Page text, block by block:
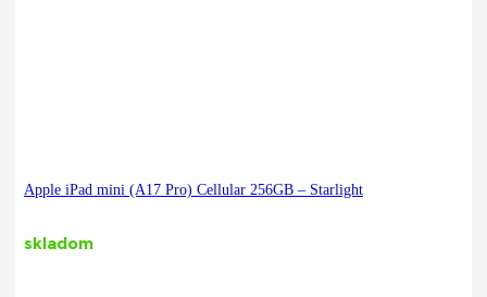
Apple iPad mini (A17 Pro) Cellular 256GB – Starlight
skladom